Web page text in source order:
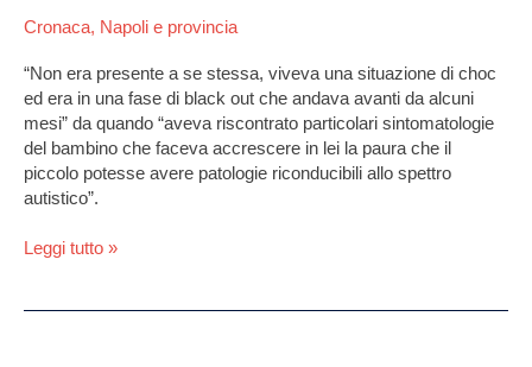
Cronaca, Napoli e provincia
“Non era presente a se stessa, viveva una situazione di choc
ed era in una fase di black out che andava avanti da alcuni
mesi” da quando “aveva riscontrato particolari sintomatologie
del bambino che faceva accrescere in lei la paura che il
piccolo potesse avere patologie riconducibili allo spettro
autistico”.
della
“Da
mesi
era
in
una
fase
black
Leggi tutto »